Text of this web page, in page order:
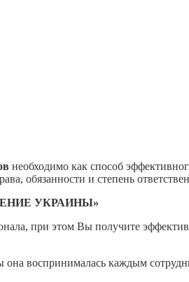
необходимо как способ
обязанности и степень
УКРАИНЫ»
при этом Вы получите
воспринималась каждым